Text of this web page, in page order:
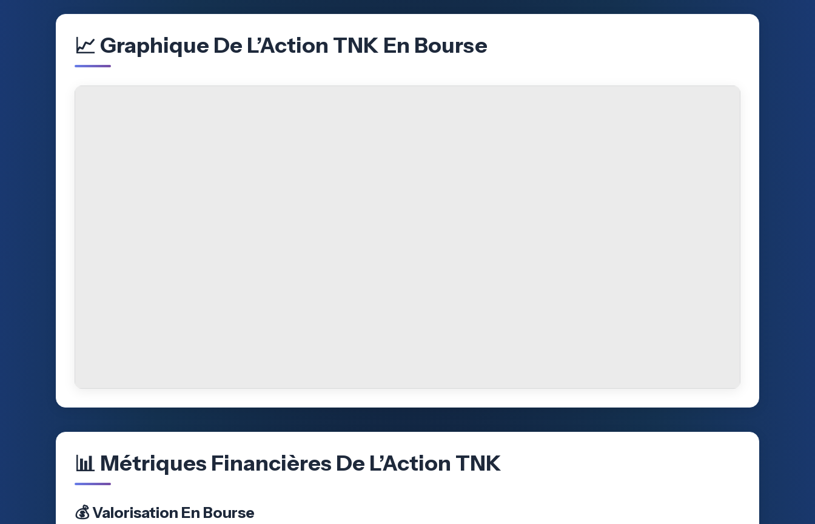
📈 Graphique De L’Action TNK En Bourse
📊 Métriques Financières De L’Action TNK
💰 Valorisation En Bourse